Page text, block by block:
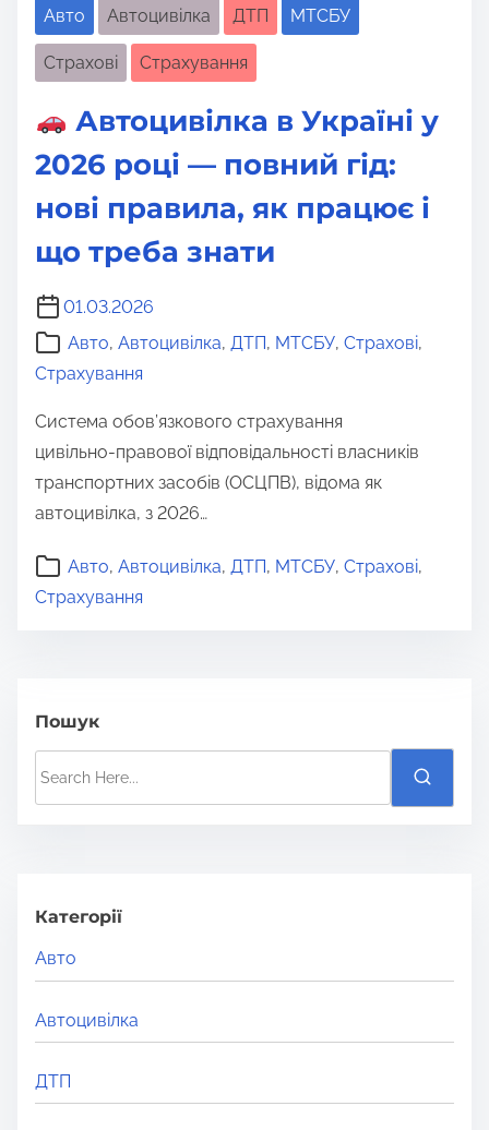
Авто Автоцивілка ДТП МТСБУ
Страхові Страхування
Автоцивілка в Україні у
2026 році — повний гід:
нові правила, як працює і
що треба знати
01.03.2026
Авто, Автоцивілка, ДТП, МТСБУ, Страхові,
Страхування
Система обов’язкового страхування
цивільно‑правової відповідальності власників
транспортних засобів (ОСЦПВ), відома як
автоцивілка, з 2026…
Авто, Автоцивілка, ДТП, МТСБУ, Страхові,
Страхування
Пошук
h
H
e
r
e
.
Категорії
Авто
Автоцивілка
ДТП